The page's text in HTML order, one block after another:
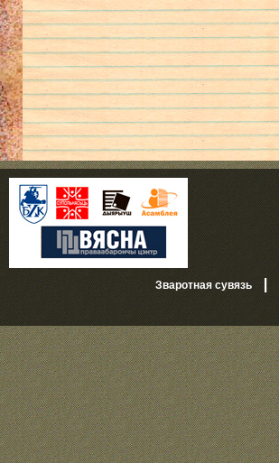
Зваротная сувязь|